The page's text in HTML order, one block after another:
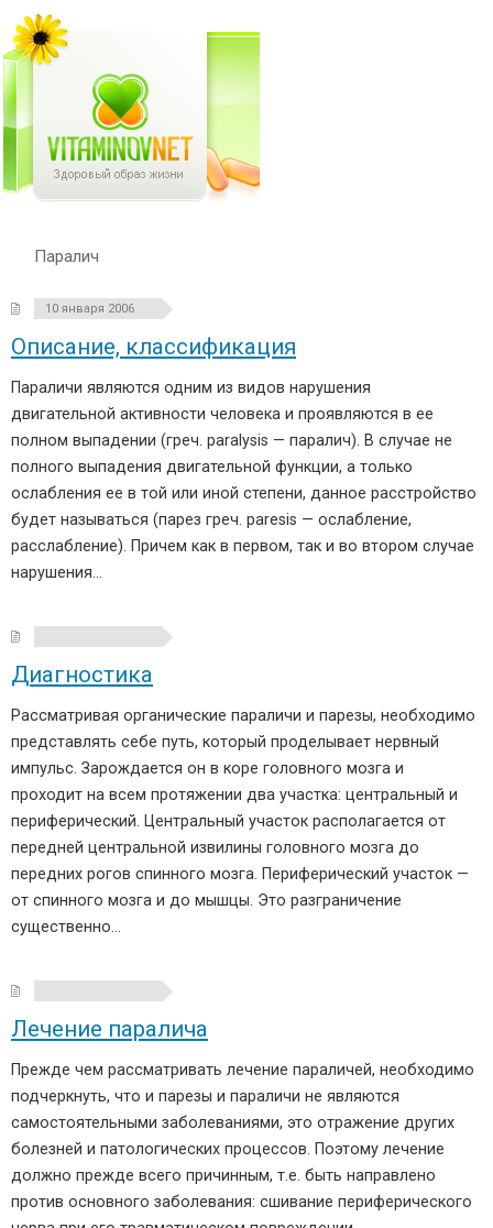
Паралич
10 января 2006
Описание, классификация
Параличи являются одним из видов нарушения
двигательной активности человека и проявляются в ее
полном выпадении (греч. paralysis — паралич). В случае не
полного выпадения двигательной функции, а только
ослабления ее в той или иной степени, данное расстройство
будет называться (парез греч. paresis — ослабление,
расслабление). Причем как в первом, так и во втором случае
нарушения…
Диагностика
Рассматривая органические параличи и парезы, необходимо
представлять себе путь, который проделывает нервный
импульс. Зарождается он в коре головного мозга и
проходит на всем протяжении два участка: центральный и
периферический. Центральный участок располагается от
передней центральной извилины головного мозга до
передних рогов спинного мозга. Периферический участок —
от спинного мозга и до мышцы. Это разграничение
существенно…
Лечение паралича
Прежде чем рассматривать лечение параличей, необходимо
подчеркнуть, что и парезы и параличи не являются
самостоятельными заболеваниями, это отражение других
болезней и патологических процессов. Поэтому лечение
должно прежде всего причинным, т.е. быть направлено
против основного заболевания: сшивание периферического